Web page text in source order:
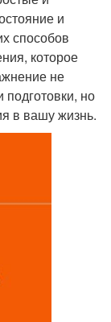
и
способов
которое
не
подготовки, но
в вашу жизнь.